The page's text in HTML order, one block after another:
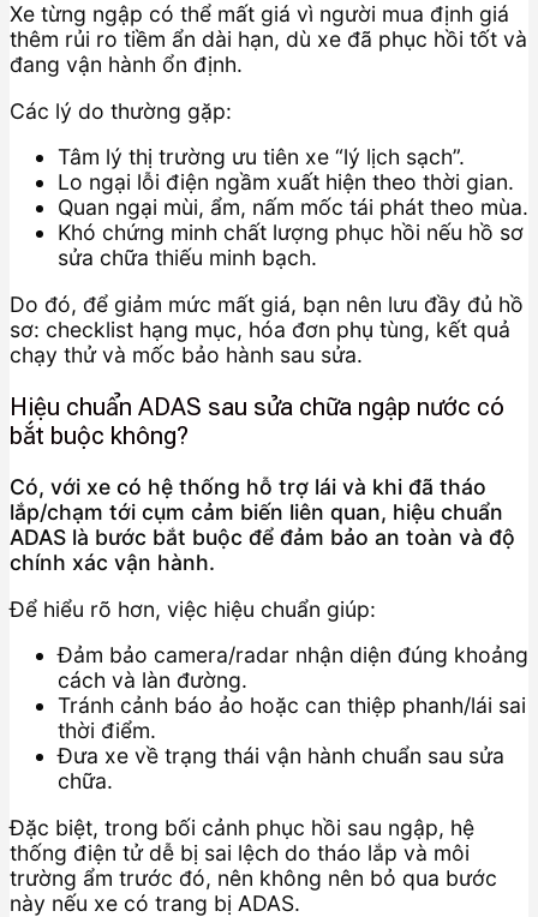
Xe từng ngập có thể mất giá vì người mua định giá
thêm rủi ro tiềm ẩn dài hạn, dù xe đã phục hồi tốt và
đang vận hành ổn định.
Các lý do thường gặp:
Tâm lý thị trường ưu tiên xe “lý lịch sạch”.
Lo ngại lỗi điện ngầm xuất hiện theo thời gian.
Quan ngại mùi, ẩm, nấm mốc tái phát theo mùa.
Khó chứng minh chất lượng phục hồi nếu hồ sơ
sửa chữa thiếu minh bạch.
Do đó, để giảm mức mất giá, bạn nên lưu đầy đủ hồ
sơ: checklist hạng mục, hóa đơn phụ tùng, kết quả
chạy thử và mốc bảo hành sau sửa.
Hiệu chuẩn ADAS sau sửa chữa ngập nước có
bắt buộc không?
Có, với xe có hệ thống hỗ trợ lái và khi đã tháo
lắp/chạm tới cụm cảm biến liên quan, hiệu chuẩn
ADAS là bước bắt buộc để đảm bảo an toàn và độ
chính xác vận hành.
Để hiểu rõ hơn, việc hiệu chuẩn giúp:
Đảm bảo camera/radar nhận diện đúng khoảng
cách và làn đường.
Tránh cảnh báo ảo hoặc can thiệp phanh/lái sai
thời điểm.
Đưa xe về trạng thái vận hành chuẩn sau sửa
chữa.
Đặc biệt, trong bối cảnh phục hồi sau ngập, hệ
thống điện tử dễ bị sai lệch do tháo lắp và môi
trường ẩm trước đó, nên không nên bỏ qua bước
này nếu xe có trang bị ADAS.